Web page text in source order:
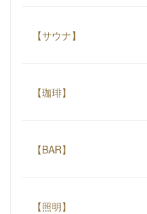
【サウナ】
【珈琲】
【BAR】
【照明】